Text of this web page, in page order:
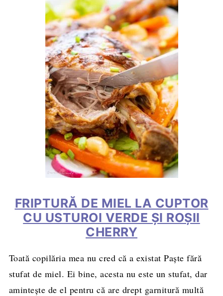
FRIPTURĂ DE MIEL LA CUPTOR
CU USTUROI VERDE ȘI ROȘII
CHERRY
Toată copilăria mea nu cred că a existat Paște fără
stufat de miel. Ei bine, acesta nu este un stufat, dar
amintește de el pentru că are drept garnitură multă